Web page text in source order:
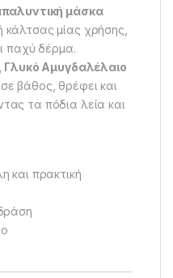
μάσκα
κάλτσας μίας χρήσης,
παχύ δέρμα.
Γλυκό Αμυγδαλέλαιο
βάθος, θρέφει και
τα πόδια λεία και
και πρακτική